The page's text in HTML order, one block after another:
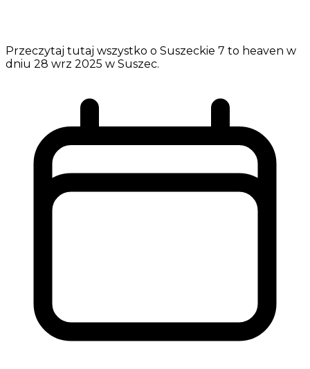
Przeczytaj tutaj wszystko o Suszeckie 7 to heaven w
dniu 28 wrz 2025 w Suszec.